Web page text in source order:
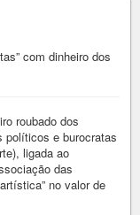
com dinheiro dos
roubado dos
políticos e burocratas
ligada ao
das
no valor de